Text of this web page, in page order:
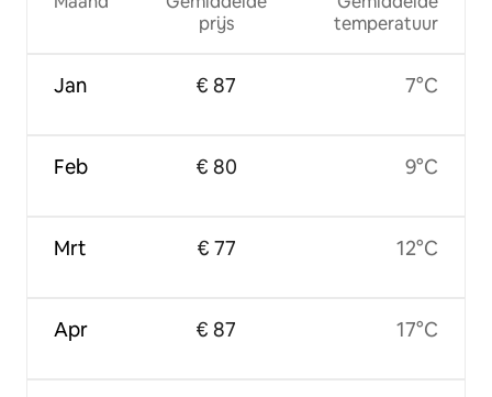
Jan
Feb
Mrt
Apr
prijs
€ 87
€ 80
€ 77
€ 87
temperatuur
7°C
9°C
12°C
17°C